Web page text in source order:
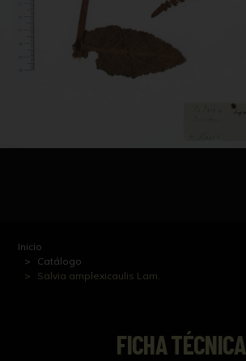
Inicio
Catálogo
Salvia amplexicaulis Lam.
FICHA TÉCNICA